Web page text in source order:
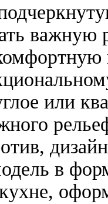
важную
или
в